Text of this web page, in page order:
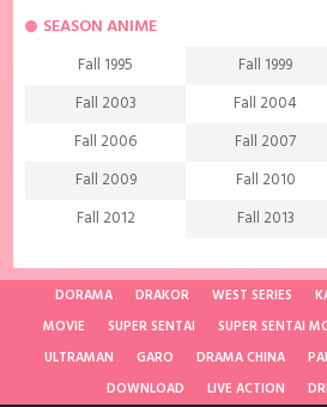
Demons
Drama
Ecchi
Family
Fantasy
Friendship
Game
Harem
Historical
Horror
Investigation
Magic
Manga
Mature
Mecha
Medieval fantasy
Melodrama
Music
Mystery
SEASON ANIME
Fall 1995 Fall 1999
Fall 2003
Fall 2004
Fall 2006
Fall 2007
Fall 2009
Fall 2010
Fall 2012
Fall 2013
Fall 2018
Fall 2019
Fall 2021
Spring 1997
DORAMA DRAKOR WEST SERIES
MOVIE
SUPER SENTAI SUPER SENTAI
ULTRAMAN
GARO DRAMA CHINA
DOWNLOAD
LIVE ACTION